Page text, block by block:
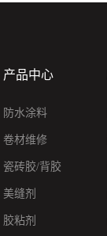
产品中心
防水涂料
卷材维修
瓷砖胶/背胶
美缝剂
胶粘剂